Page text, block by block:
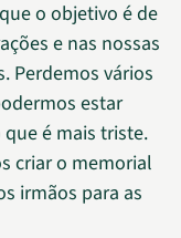
o objetivo é de
e nas nossas
Perdemos vários
estar
é mais triste.
criar o memorial
irmãos para as